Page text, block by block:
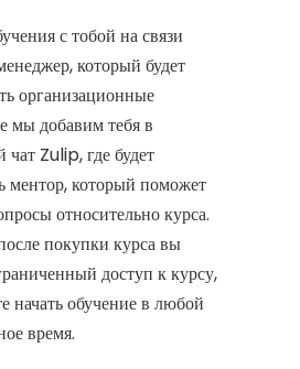
с тобой на связи
который будет
организационные
мы добавим тебя в
Zulip, где будет
ментор, который поможет
относительно курса.
покупки курса вы
доступ к курсу,
начать обучение в любой
время.